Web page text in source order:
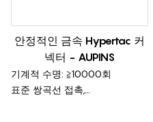
안정적인 금속 Hypertac 커
넥터 - AUPINS
기계적 수명: ≧10000회
표준 쌍곡선 접촉,